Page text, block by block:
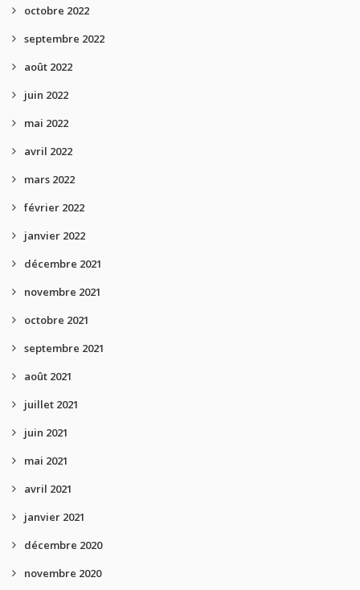
octobre 2022
septembre 2022
août 2022
juin 2022
mai 2022
avril 2022
mars 2022
février 2022
janvier 2022
décembre 2021
novembre 2021
octobre 2021
septembre 2021
août 2021
juillet 2021
juin 2021
mai 2021
avril 2021
janvier 2021
décembre 2020
novembre 2020